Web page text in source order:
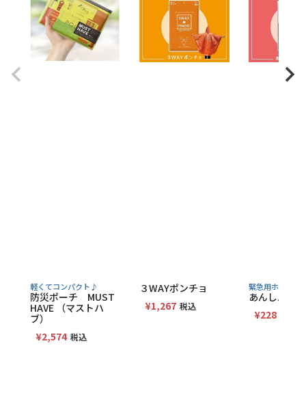
軽くてコンパクト♪
防災ポーチ MUST
HAVE （マストハ
ブ）
¥2,574 税込
３WAYポンチョ
¥1,267 税込
緊急用ホイッス
あんしんホ
¥228